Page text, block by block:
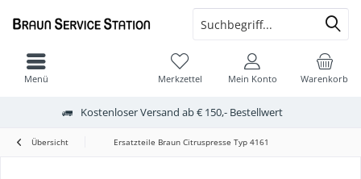
Kostenloser Versand ab € 150,- Bestellwert
Warenkorb
Merkzettel Mein Konto
Menü
Übersicht Ersatzteile Braun Citruspresse Typ 4161